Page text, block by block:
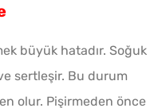
büyük hatadır. Soğuk
sertleşir. Bu durum
olur. Pişirmeden önce